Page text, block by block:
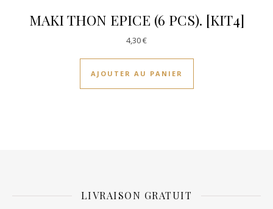
MAKI THON EPICE (6 PCS). [KIT4]
4,30€
AJOUTER AU PANIER
LIVRAISON GRATUIT